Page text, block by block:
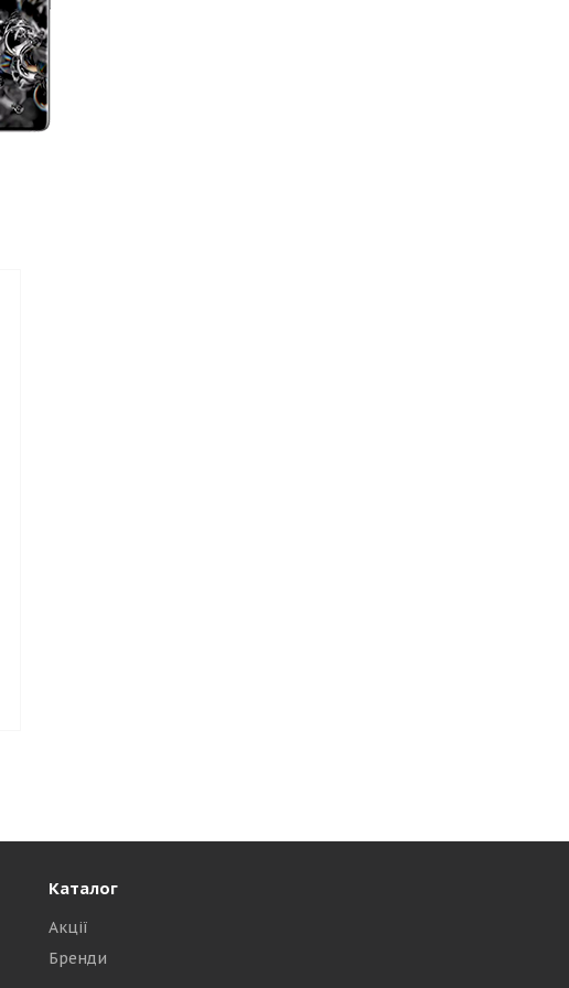
Каталог
Акції
Бренди